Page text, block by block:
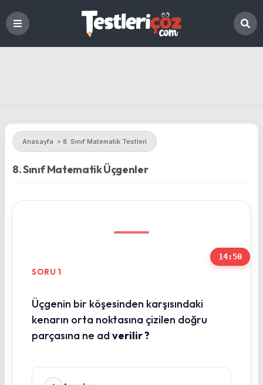
Anasayfa » 8. Sınıf Matematik Testleri
8. Sınıf Matematik Üçgenler
14:50
SORU 1
Üçgenin bir köşesinden karşısındaki
kenarın orta noktasına çizilen doğru
parçasına ne ad verilir ?